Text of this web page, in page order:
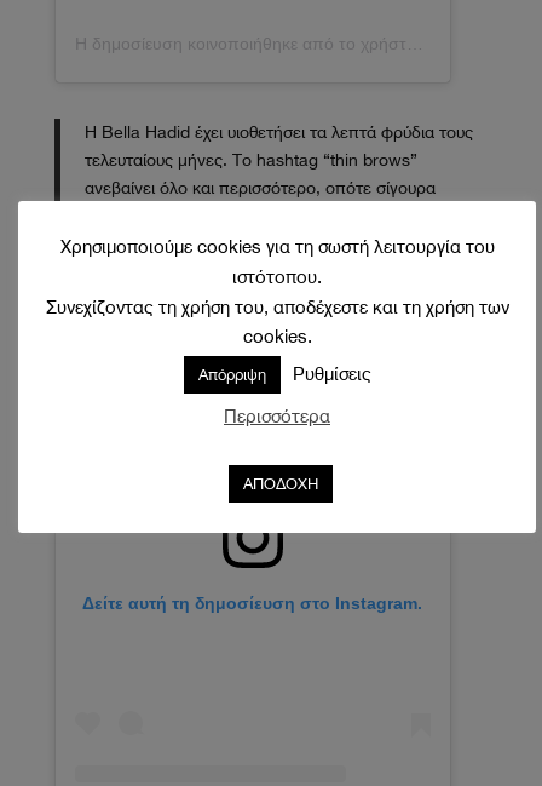
Η δημοσίευση κοινοποιήθηκε από το χρήστη Bella 🦋 (@bellahadid)
Η Bella Hadid έχει υιοθετήσει τα λεπτά φρύδια τους
τελευταίους μήνες. Το hashtag “thin brows”
ανεβαίνει όλο και περισσότερο, οπότε σίγουρα
Δείτε αυτή τη δημοσίευση στο Instagram.
Χρησιμοποιούμε cookies για τη σωστή λειτουργία του
ιστότοπου.
Συνεχίζοντας τη χρήση του, αποδέχεστε και τη χρήση των
cookies.
Απόρριψη Ρυθμίσεις
Περισσότερα
ΑΠΟΔΟΧΗ